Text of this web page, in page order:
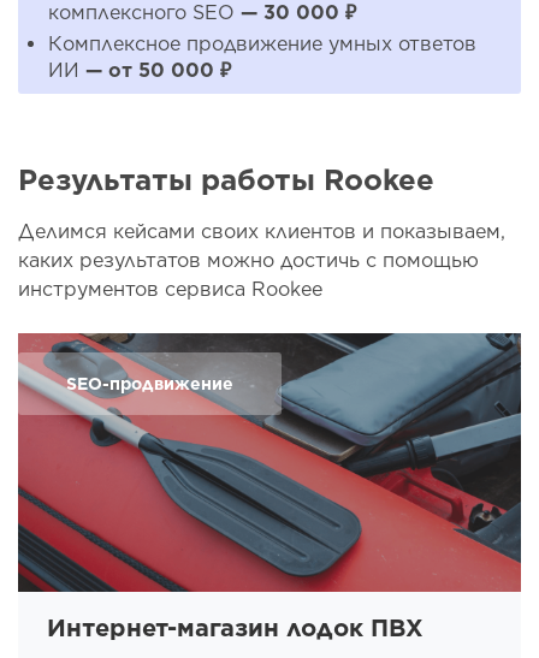
комплексного SEO — 30 000 ₽
Комплексное продвижение умных ответов
ИИ — от 50 000 ₽
Результаты работы Rookee
Делимся кейсами своих клиентов и показываем,
каких результатов можно достичь с помощью
инструментов сервиса Rookee
SEO-продвижение
Интернет-магазин лодок ПВХ